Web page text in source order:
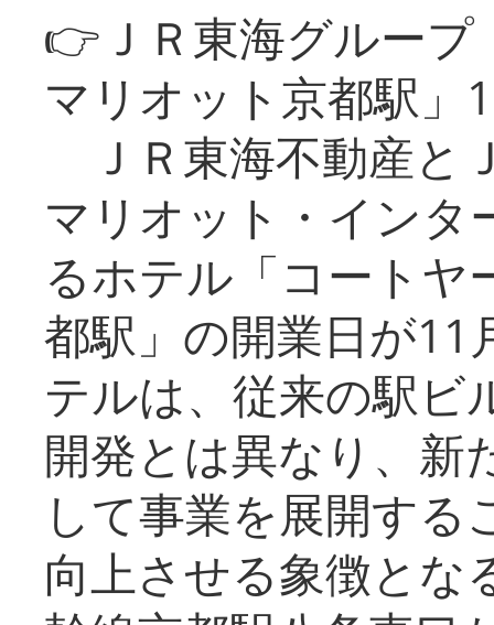
👉ＪＲ東海グルー
マリオット京都駅」
ＪＲ東海不動産と
マリオット・インタ
るホテル「コートヤ
都駅」の開業日が11
テルは、従来の駅ビ
開発とは異なり、新
して事業を展開する
向上させる象徴とな